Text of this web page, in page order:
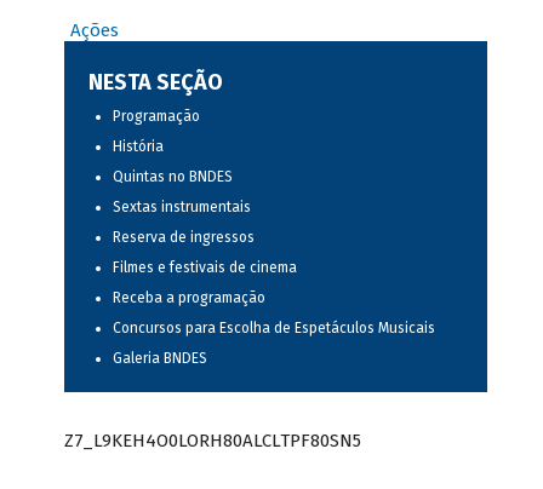
Ações
NESTA SEÇÃO
Programação
História
Quintas no BNDES
Sextas instrumentais
Reserva de ingressos
Filmes e festivais de cinema
Receba a programação
Concursos para Escolha de Espetáculos Musicais
Galeria BNDES
Z7_L9KEH4O0LORH80ALCLTPF80SN5